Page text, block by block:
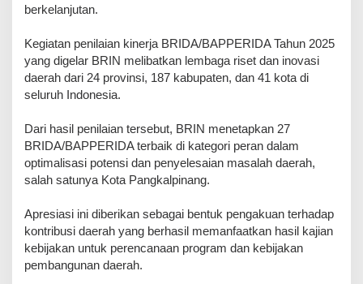
berkelanjutan.
Kegiatan penilaian kinerja BRIDA/BAPPERIDA Tahun 2025
yang digelar BRIN melibatkan lembaga riset dan inovasi
daerah dari 24 provinsi, 187 kabupaten, dan 41 kota di
seluruh Indonesia.
Dari hasil penilaian tersebut, BRIN menetapkan 27
BRIDA/BAPPERIDA terbaik di kategori peran dalam
optimalisasi potensi dan penyelesaian masalah daerah,
salah satunya Kota Pangkalpinang.
Apresiasi ini diberikan sebagai bentuk pengakuan terhadap
kontribusi daerah yang berhasil memanfaatkan hasil kajian
kebijakan untuk perencanaan program dan kebijakan
pembangunan daerah.